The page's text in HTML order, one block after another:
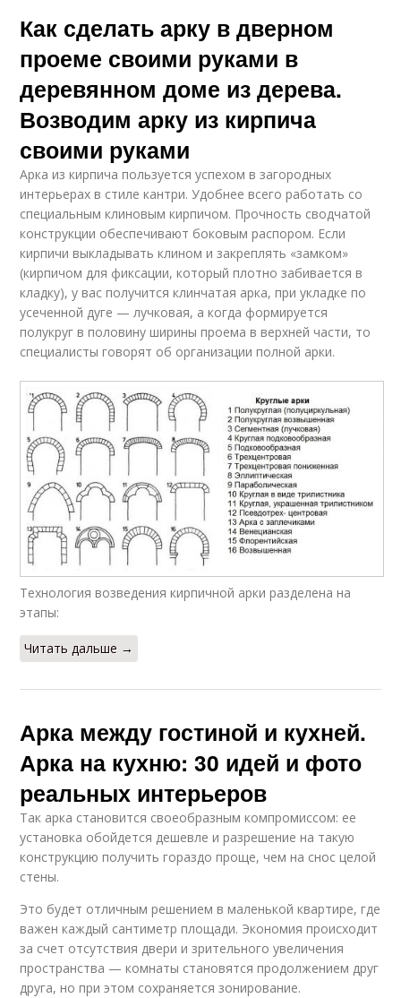
Как сделать арку в дверном
проеме своими руками в
деревянном доме из дерева.
Возводим арку из кирпича
своими руками
Арка из кирпича пользуется успехом в загородных
интерьерах в стиле кантри. Удобнее всего работать со
специальным клиновым кирпичом. Прочность сводчатой
конструкции обеспечивают боковым распором. Если
кирпичи выкладывать клином и закреплять «замком»
(кирпичом для фиксации, который плотно забивается в
кладку), у вас получится клинчатая арка, при укладке по
усеченной дуге — лучковая, а когда формируется
полукруг в половину ширины проема в верхней части, то
специалисты говорят об организации полной арки.
Технология возведения кирпичной арки разделена на
этапы:
Читать дальше →
Арка между гостиной и кухней.
Арка на кухню: 30 идей и фото
реальных интерьеров
Так арка становится своеобразным компромиссом: ее
установка обойдется дешевле и разрешение на такую
конструкцию получить гораздо проще, чем на снос целой
стены.
Это будет отличным решением в маленькой квартире, где
важен каждый сантиметр площади. Экономия происходит
за счет отсутствия двери и зрительного увеличения
пространства — комнаты становятся продолжением друг
друга, но при этом сохраняется зонирование.